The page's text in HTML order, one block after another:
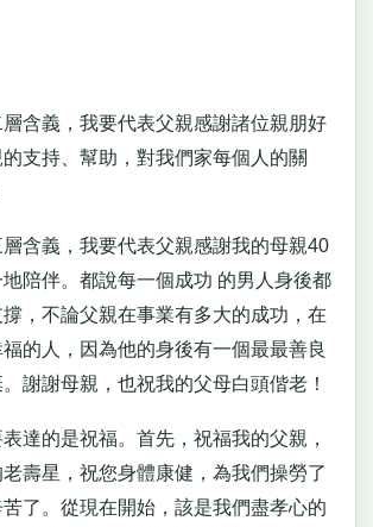
義，我要代表父親感謝諸位親朋好
支持、幫助，對我們家每個人的關
義，我要代表父親感謝我的母親40
陪伴。都說每一個成功 的男人身後都
，不論父親在事業有多大的成功，在
的人，因為他的身後有一個最最善良
謝謝母親，也祝我的父母白頭偕老！
的是祝福。首先，祝福我的父親，
壽星，祝您身體康健，為我們操勞了
了。從現在開始，該是我們盡孝心的